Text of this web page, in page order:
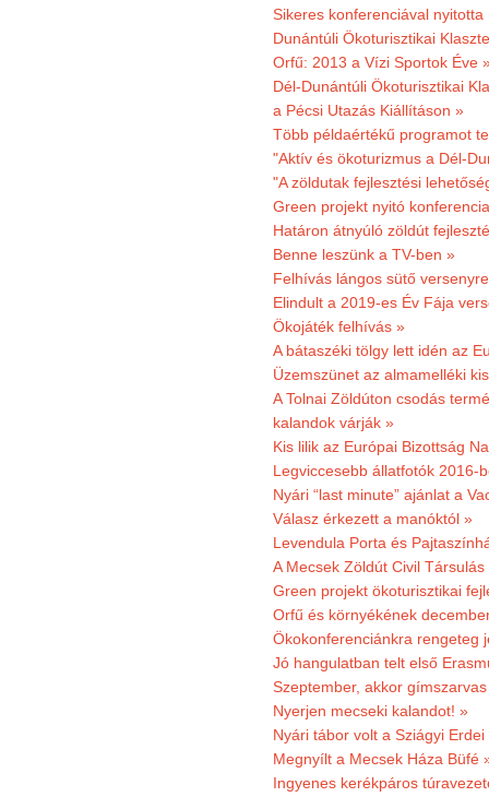
Sikeres konferenciával
Dunántúli Ökoturisztikai
Orfű: 2013 a Vízi Sportok Éve
Dél-Dunántúli Ökoturisztikai
a Pécsi Utazás Kiállításon »
Több példaértékű programot
"Aktív és ökoturizmus a Dél-
"A zöldutak fejlesztési
Green projekt nyitó
Határon átnyúló zöldút
Benne leszünk a TV-ben »
Felhívás lángos sütő
Elindult a 2019-es Év Fája
Ökojáték felhívás »
A bátaszéki tölgy lett idén az
Üzemszünet az almamelléki
A Tolnai Zöldúton csodás
kalandok várják »
Kis lilik az Európai Bizottság
Legviccesebb állatfotók 2016-
Nyári “last minute” ajánlat a
Válasz érkezett a manóktól »
Levendula Porta és
A Mecsek Zöldút Civil
Green projekt ökoturisztikai
Orfű és környékének
Ökokonferenciánkra rengeteg
Jó hangulatban telt első
Szeptember, akkor
Nyerjen mecseki kalandot! »
Nyári tábor volt a Sziágyi
Megnyílt a Mecsek Háza Büfé
Ingyenes kerékpáros